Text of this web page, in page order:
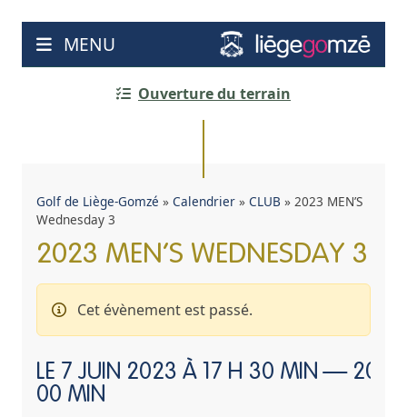
contenu
MENU
Ouverture du terrain
Golf de Liège-Gomzé » Calendrier » CLUB » 2023 MEN’S
Wednesday 3
2023 MEN’S WEDNESDAY 3
Cet évènement est passé.
LE 7 JUIN 2023 À 17 H 30 MIN — 20 H
00 MIN